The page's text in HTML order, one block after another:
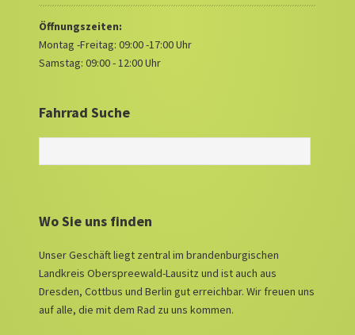
Öffnungszeiten:
Montag -Freitag: 09:00 -17:00 Uhr
Samstag: 09:00 - 12:00 Uhr
Fahrrad Suche
Wo Sie uns finden
Unser Geschäft liegt zentral im brandenburgischen
Landkreis Oberspreewald-Lausitz und ist auch aus
Dresden, Cottbus und Berlin gut erreichbar. Wir freuen uns
auf alle, die mit dem Rad zu uns kommen.